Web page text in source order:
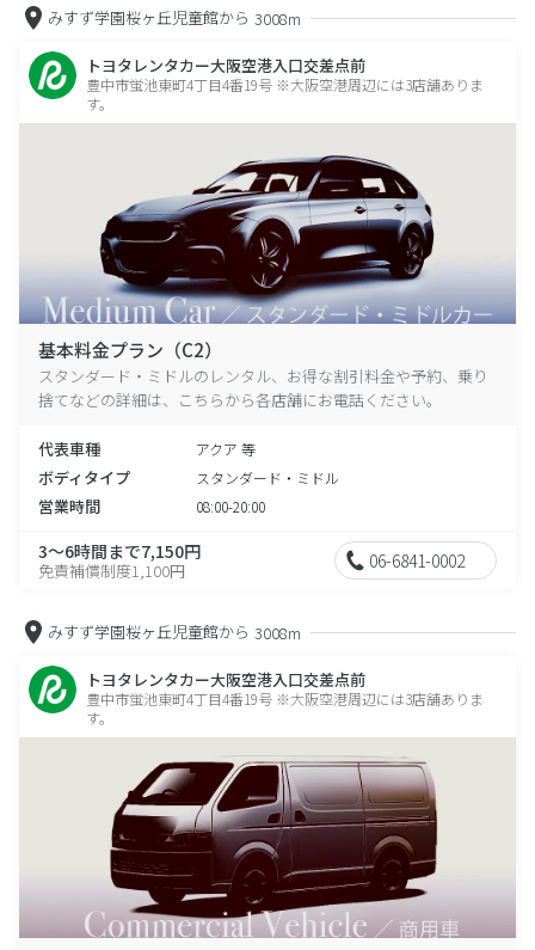
みすず学園桜ヶ丘児童館から 3008m
トヨタレンタカー大阪空港入口交差点前
豊中市蛍池東町4丁目4番19号 ※大阪空港周辺には3店舗ありま
す。
基本料金プラン（C2）
スタンダード・ミドルのレンタル、お得な割引料金や予約、乗り
捨てなどの詳細は、こちらから各店舗にお電話ください。
代表車種 アクア 等
ボディタイプ スタンダード・ミドル
営業時間 08:00-20:00
3～6時間まで7,150円
免責補償制度1,100円 06-6841-0002
みすず学園桜ヶ丘児童館から 3008m
トヨタレンタカー大阪空港入口交差点前
豊中市蛍池東町4丁目4番19号 ※大阪空港周辺には3店舗ありま
す。